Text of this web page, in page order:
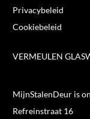
Privacybeleid
Cookiebeleid
VERMEULEN
MijnStalenDeur is
Refreinstraat 16